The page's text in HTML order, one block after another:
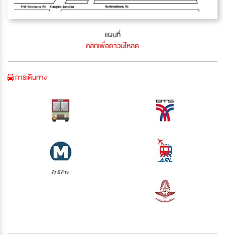
แผนที่
คลิกเพื่อดาวน์โหลด
การเดินทาง
สุทธิสาร